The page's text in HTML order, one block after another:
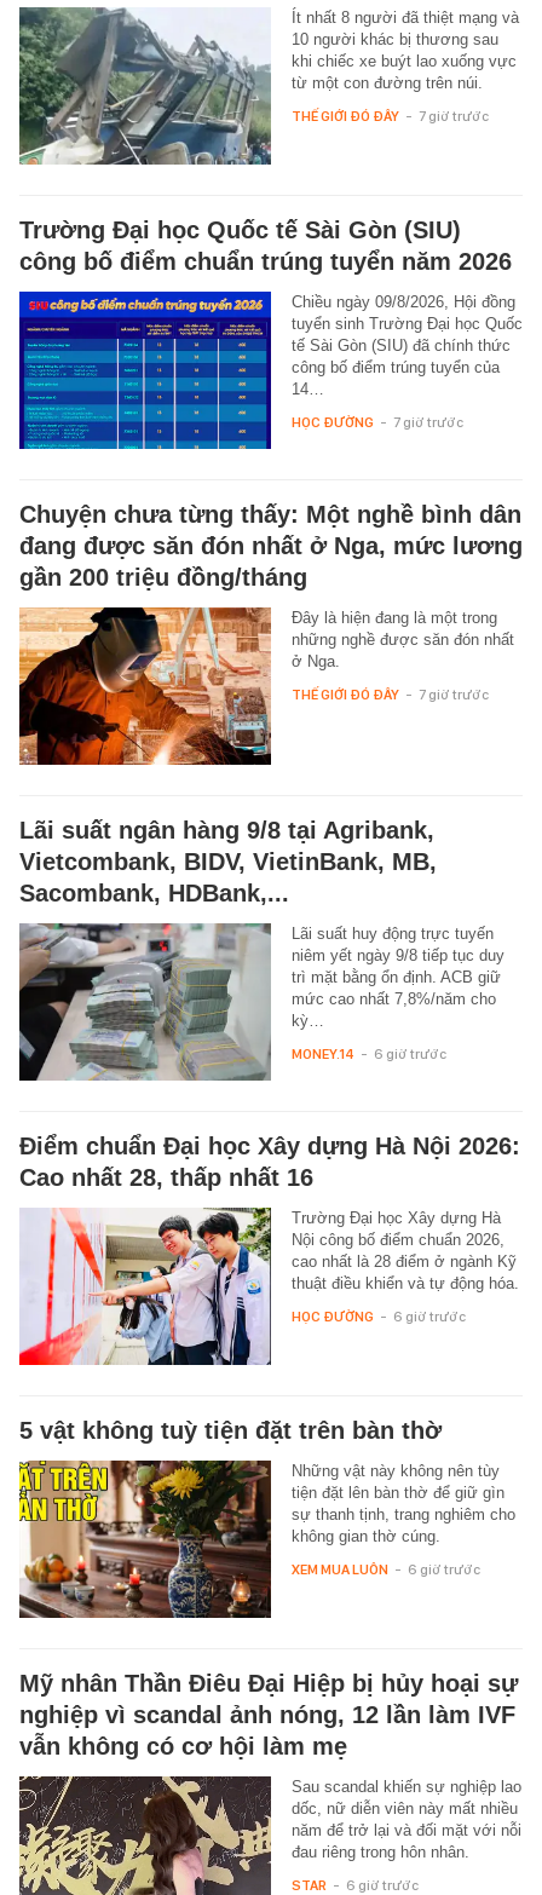
Ít nhất 8 người đã thiệt mạng và
10 người khác bị thương sau
khi chiếc xe buýt lao xuống vực
từ một con đường trên núi.
THẾ GIỚI ĐÓ ĐÂY - 7 giờ trước
Trường Đại học Quốc tế Sài Gòn (SIU)
công bố điểm chuẩn trúng tuyển năm 2026
Chiều ngày 09/8/2026, Hội đồng
tuyển sinh Trường Đại học Quốc
tế Sài Gòn (SIU) đã chính thức
công bố điểm trúng tuyển của
14…
HỌC ĐƯỜNG - 7 giờ trước
Chuyện chưa từng thấy: Một nghề bình dân
đang được săn đón nhất ở Nga, mức lương
gần 200 triệu đồng/tháng
Đây là hiện đang là một trong
những nghề được săn đón nhất
ở Nga.
THẾ GIỚI ĐÓ ĐÂY - 7 giờ trước
Lãi suất ngân hàng 9/8 tại Agribank,
Vietcombank, BIDV, VietinBank, MB,
Sacombank, HDBank,...
Lãi suất huy động trực tuyến
niêm yết ngày 9/8 tiếp tục duy
trì mặt bằng ổn định. ACB giữ
mức cao nhất 7,8%/năm cho
kỳ…
MONEY.14 - 6 giờ trước
Điểm chuẩn Đại học Xây dựng Hà Nội 2026:
Cao nhất 28, thấp nhất 16
Trường Đại học Xây dựng Hà
Nội công bố điểm chuẩn 2026,
cao nhất là 28 điểm ở ngành Kỹ
thuật điều khiển và tự động hóa.
HỌC ĐƯỜNG - 6 giờ trước
5 vật không tuỳ tiện đặt trên bàn thờ
Những vật này không nên tùy
tiện đặt lên bàn thờ để giữ gìn
sự thanh tịnh, trang nghiêm cho
không gian thờ cúng.
XEM MUA LUÔN - 6 giờ trước
Mỹ nhân Thần Điêu Đại Hiệp bị hủy hoại sự
nghiệp vì scandal ảnh nóng, 12 lần làm IVF
vẫn không có cơ hội làm mẹ
Sau scandal khiến sự nghiệp lao
dốc, nữ diễn viên này mất nhiều
năm để trở lại và đối mặt với nỗi
đau riêng trong hôn nhân.
STAR - 6 giờ trước